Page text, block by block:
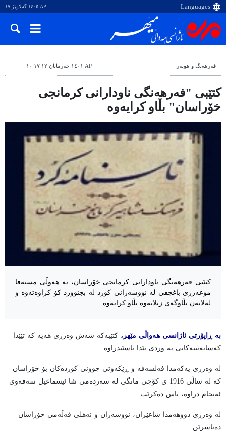
AP ١٤٠٥ گەلاوێژ ١٧
فەرهەنگ و هونەر AP ١٤٠١ خەرمانان ١٢ ١٠:١٧
کتێبی "فەرهەنگی ناودارانی کرمانجی
خۆراسان" بڵاو کرایەوە
کتێبی فەرهەنگی ناودارانی کرمانجی خۆراسان، بە هەوڵی مستەفا
موعەززی باغچقی لە نووسەرانی کورد لە بجنوورد کۆ کراوەتەوە و
لەلایەن بڵاوگەی زیلانەوە بڵاو کرایەوە.
بە ڕاپۆرتی ئاژانسی هەواڵی مێهر، کتێبەکە شەش وەرزی هەیە کە تێێدا
کەسایەتییەکانی بە وردی تێدا ناسێندراوە .
لە وەرزی یەکەمدا فەلسەفە و ڕێکەوتی چوونی کوردەکان بۆ خۆراسان
کە لە ساڵی 1916 ی کۆچی مانگی لە سەردەمی شا ئیسماعیل سەفەوی
ئەنجام دراوە، باس دەکرێت.
لە وەرزی دووهەمدا شاعێران، نووسەران و ئەهلی قەڵەمی خۆراسان
دەناسرێن.